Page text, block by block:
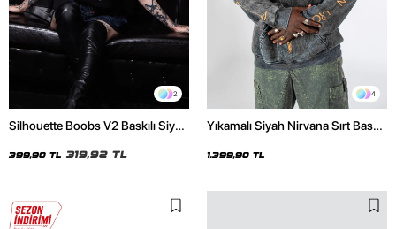
2
Silhouette Boobs V2 Baskılı Siyah
399,90 TL 319,92 TL
4
Yıkamalı Siyah Nirvana Sırt Baskılı
1.399,90 TL